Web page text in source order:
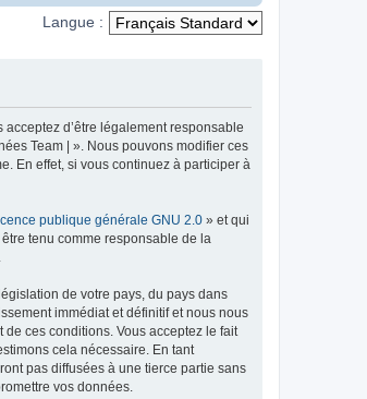
Langue :
d’être légalement responsable
Team | ». Nous pouvons modifier ces
En effet, si vous continuez à participer à
publique générale GNU 2.0 » et qui
tenu comme responsable de la
de votre pays, du pays dans
immédiat et définitif et nous nous
de ces conditions. Vous acceptez le fait
cela nécessaire. En tant
pas diffusées à une tierce partie sans
vos données.